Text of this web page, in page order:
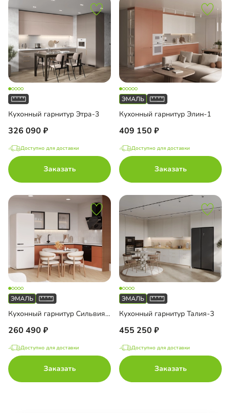
Кухонный гарнитур Этра-3
326 090
Доступно для доставки
Заказать
Кухонный гарнитур Элин-1
409 150
Доступно для доставки
Заказать
Кухонный гарнитур Сильвия-3
260 490
Доступно для доставки
Заказать
Кухонный гарнитур Талия-3
455 250
Доступно для доставки
Заказать